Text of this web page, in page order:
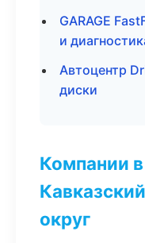
GARAGE
и
Автоцентр
диски
Компании
округ